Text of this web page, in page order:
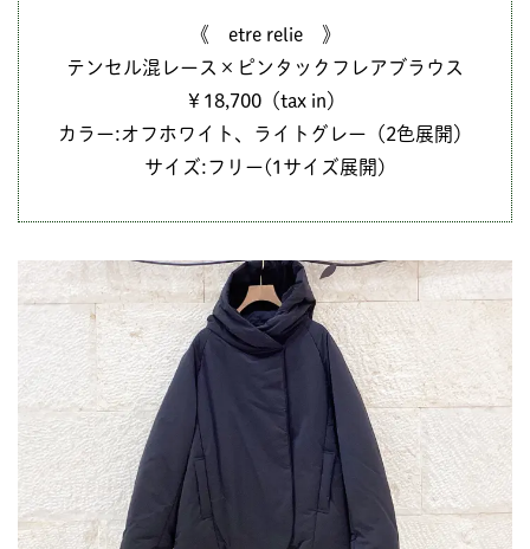
《 etre relie 》
テンセル混レース×ピンタックフレアブラウス
￥18,700（tax in）
カラー:オフホワイト、ライトグレー（2色展開）
サイズ:フリー(1サイズ展開)